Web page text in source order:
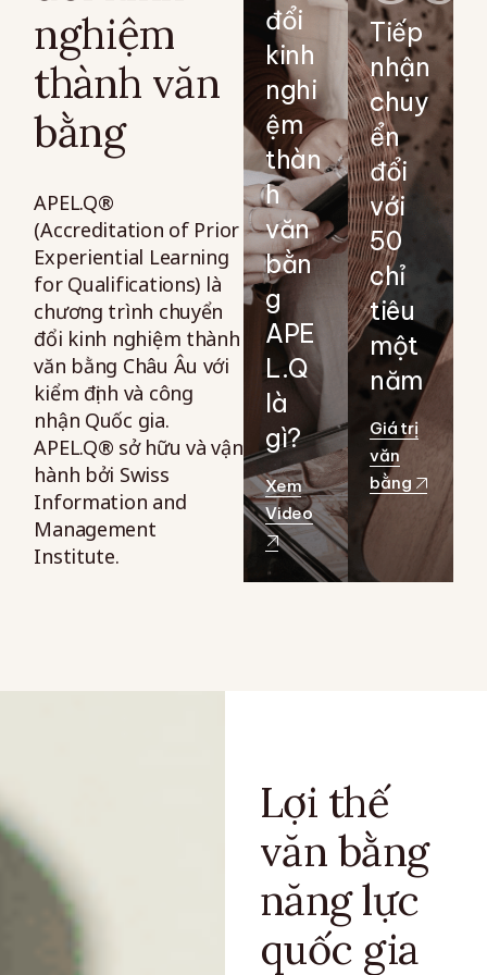
nghiệm
thành văn
bằng
APEL.Q®
(Accreditation of Prior
Experiential Learning
for Qualifications) là
chương trình chuyển
đổi kinh nghiệm thành
văn bằng Châu Âu với
kiểm định và công
nhận Quốc gia.
APEL.Q® sở hữu và vận
hành bởi Swiss
Information and
Management
Institute.
đổi
kinh
nghi
ệm
thàn
h
văn
bằn
g
APE
L.Q
là
gì?
Xem
Video
Tiếp
nhận
chuy
ển
đổi
với
50
chỉ
tiêu
một
năm
Giá trị
văn
bằng
Lợi thế
văn bằng
năng lực
quốc gia